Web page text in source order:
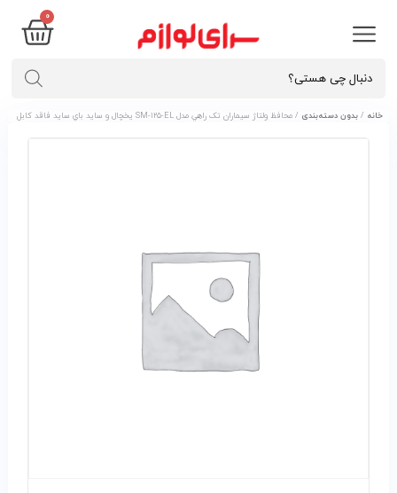
0
خانه / بدون دسته‌بندی / محافظ ولتاژ سيماران تک راهي مدل SM-125-EL يخچال و سايد باي سايد فاقد کابل